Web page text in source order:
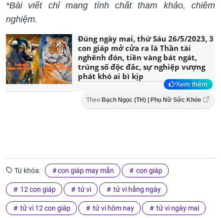
*Bài viết chỉ mang tính chất tham khảo, chiêm
nghiệm.
Đúng ngày mai, thứ Sáu 26/5/2023, 3
con giáp mở cửa ra là Thần tài
nghênh đón, tiền vàng bát ngát,
trúng số độc đắc, sự nghiệp vượng
phát khó ai bì kịp
Xem thêm
Theo Bạch Ngọc (TH) | Phụ Nữ Sức Khỏe
Từ khóa: con giáp may mắn con giáp
12 con giáp tử vi tử vi hằng ngày
tử vi 12 con giáp tử vi hôm nay tử vi ngày mai